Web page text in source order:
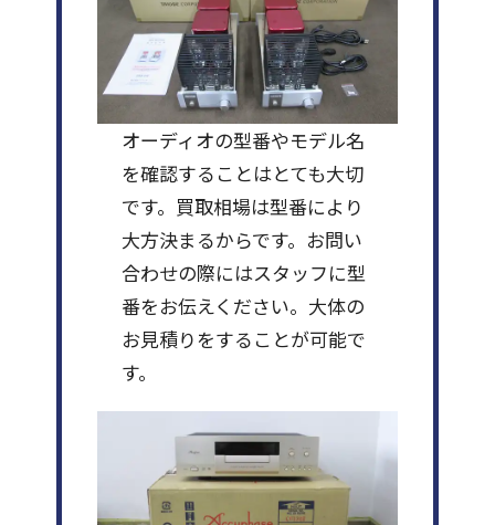
オーディオの型番やモデル名
を確認することはとても大切
です。買取相場は型番により
大方決まるからです。お問い
合わせの際にはスタッフに型
番をお伝えください。大体の
お見積りをすることが可能で
す。